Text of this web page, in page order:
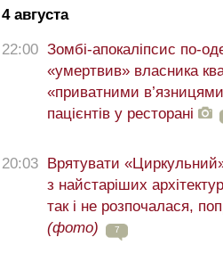
4 августа
22:00 Зомбі-апокаліпсис по-
«умертвив» власника
«приватними
пацієнтів у ресторані
20:03 Врятувати
з найстаріших
так і не розпочалася,
(фото)
7